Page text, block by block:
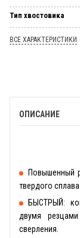
Тип хвостовика
ВСЕ ХАРАКТЕРИСТИКИ
ОПИСАНИЕ
Повышенный
твердого
БЫСТРЫЙ:
двумя
сверления.